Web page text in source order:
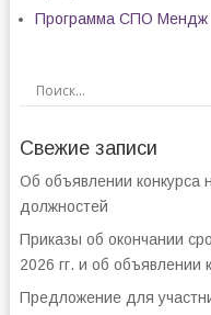
Программа СПО Мендж
Свежие записи
Об объявлении конкурса
должностей
Приказы об окончании
2026 гг. и об объявлении
Предложение для